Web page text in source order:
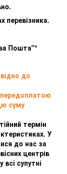
Пошта"*
до
суму
термін
У
до нас за
центрів
супутні